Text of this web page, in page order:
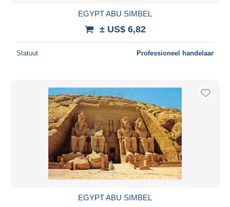
EGYPT ABU SIMBEL
± US$ 6,82
Statuut Professioneel handelaar
EGYPT ABU SIMBEL